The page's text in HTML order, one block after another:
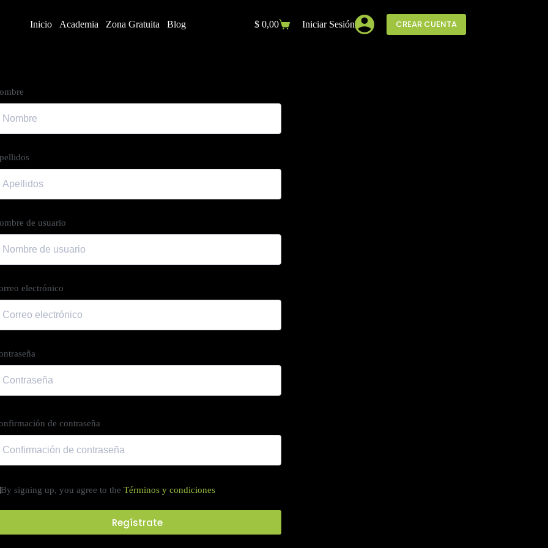
Inicio Academia Zona Gratuita Blog
Carro
$0,00 Iniciar Sesión CREAR CUENTA
de usuario
electrónico
de contraseña
By signing up, you agree to the Términos y condiciones
Regístrate